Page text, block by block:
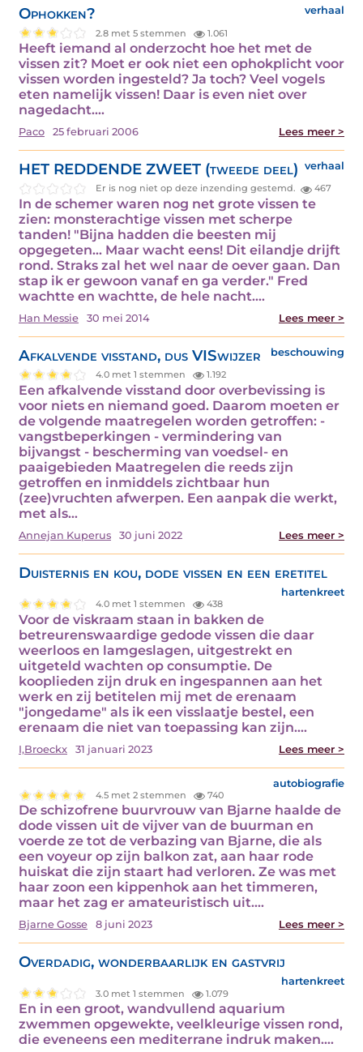
Ophokken? verhaal
2.8 met 5 stemmen 1.061
Heeft iemand al onderzocht hoe het met de
vissen zit? Moet er ook niet een ophokplicht voor
vissen worden ingesteld? Ja toch? Veel vogels
eten namelijk vissen! Daar is even niet over
nagedacht.…
Paco 25 februari 2006 Lees meer >
HET REDDENDE ZWEET (tweede deel) verhaal
Er is nog niet op deze inzending gestemd. 467
In de schemer waren nog net grote vissen te
zien: monsterachtige vissen met scherpe
tanden! "Bijna hadden die beesten mij
opgegeten... Maar wacht eens! Dit eilandje drijft
rond. Straks zal het wel naar de oever gaan. Dan
stap ik er gewoon vanaf en ga verder." Fred
wachtte en wachtte, de hele nacht.…
Han Messie 30 mei 2014 Lees meer >
Afkalvende visstand, dus VISwijzer beschouwing
4.0 met 1 stemmen 1.192
Een afkalvende visstand door overbevissing is
voor niets en niemand goed. Daarom moeten er
de volgende maatregelen worden getroffen: -
vangstbeperkingen - vermindering van
bijvangst - bescherming van voedsel- en
paaigebieden Maatregelen die reeds zijn
getroffen en inmiddels zichtbaar hun
(zee)vruchten afwerpen. Een aanpak die werkt,
met als…
Annejan Kuperus 30 juni 2022 Lees meer >
Duisternis en kou, dode vissen en een eretitel
hartenkreet
4.0 met 1 stemmen 438
Voor de viskraam staan in bakken de
betreurenswaardige gedode vissen die daar
weerloos en lamgeslagen, uitgestrekt en
uitgeteld wachten op consumptie. De
kooplieden zijn druk en ingespannen aan het
werk en zij betitelen mij met de erenaam
"jongedame" als ik een visslaatje bestel, een
erenaam die niet van toepassing kan zijn.…
I,Broeckx 31 januari 2023 Lees meer >
autobiografie
4.5 met 2 stemmen 740
De schizofrene buurvrouw van Bjarne haalde de
dode vissen uit de vijver van de buurman en
voerde ze tot de verbazing van Bjarne, die als
een voyeur op zijn balkon zat, aan haar rode
huiskat die zijn staart had verloren. Ze was met
haar zoon een kippenhok aan het timmeren,
maar het zag er amateuristisch uit.…
Bjarne Gosse 8 juni 2023 Lees meer >
Overdadig, wonderbaarlijk en gastvrij
hartenkreet
3.0 met 1 stemmen 1.079
En in een groot, wandvullend aquarium
zwemmen opgewekte, veelkleurige vissen rond,
die eveneens een mediterrane indruk maken.…